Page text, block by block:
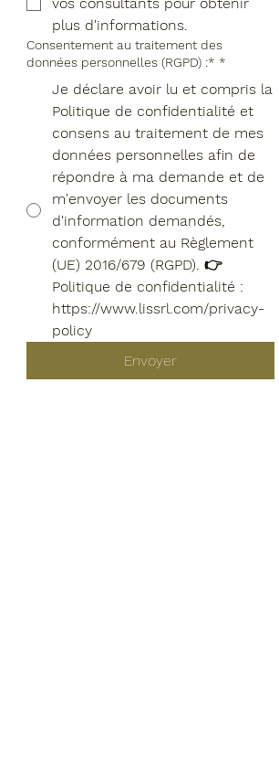
plus d'informations.
Consentement au traitement des
données personnelles (RGPD) :* *
Je déclare avoir lu et compris la
Politique de confidentialité et
consens au traitement de mes
données personnelles afin de
répondre à ma demande et de
m'envoyer les documents
d'information demandés,
conformément au Règlement
(UE) 2016/679 (RGPD). 👉
Politique de confidentialité :
https://www.lissrl.com/privacy-
policy
Envoyer